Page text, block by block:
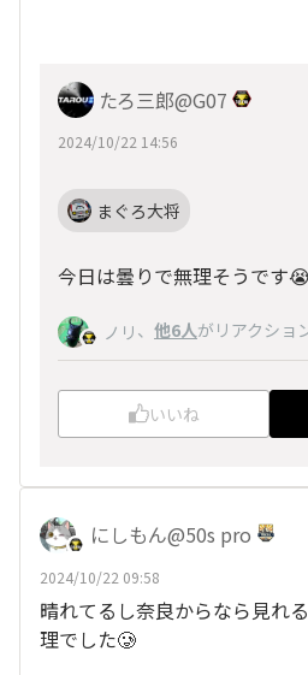
たろ三郎@G07
2024/10/22 14:56
まぐろ大将
今日は曇りで無理そうです
ノリ 、 他6人がリアクショ
いいね
にしもん@50s pro
2024/10/22 09:58
晴れてるし奈良からなら見れ
理でした🥲